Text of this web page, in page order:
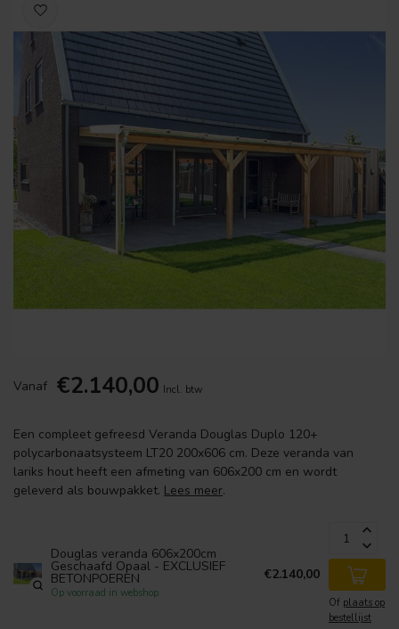
Vanaf €2.140,00 Incl. btw
Een compleet gefreesd Veranda Douglas Duplo 120+
polycarbonaatsysteem LT20 200x606 cm. Deze veranda van
lariks hout heeft een afmeting van 606x200 cm en wordt
geleverd als bouwpakket. Lees meer.
Douglas veranda 606x200cm
Geschaafd Opaal - EXCLUSIEF
BETONPOEREN
Op voorraad in webshop
€2.140,00
Of plaats op
bestellijst